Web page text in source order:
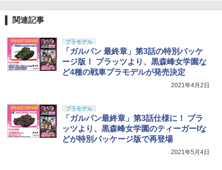
3.6cm 柄型枠 爪飾り作成 多寸法設計 立
体彫刻 耐久 繰返し ハンドメイドネイル
(Bタイプ)
￥499
関連記事
プラモデル
「ガルパン 最終章」第3話の特別パッケ
ージ版！ プラッツより、黒森峰女学園な
ど4種の戦車プラモデルが発売決定
2021年4月2日
プラモデル
「ガルパン最終章」第3話仕様に！ プラ
ッツより、黒森峰女学園のティーガーIな
どが特別パッケージ版で再登場
2021年5月4日